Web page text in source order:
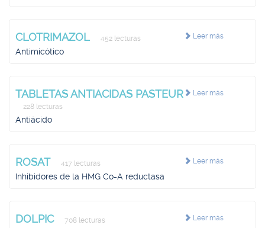
Leer más
CLOTRIMAZOL 452 lecturas
Antimicótico
Leer más
TABLETAS ANTIACIDAS PASTEUR
228 lecturas
Antiácido
Leer más
ROSAT 417 lecturas
Inhibidores de la HMG Co-A reductasa
Leer más
DOLPIC 708 lecturas